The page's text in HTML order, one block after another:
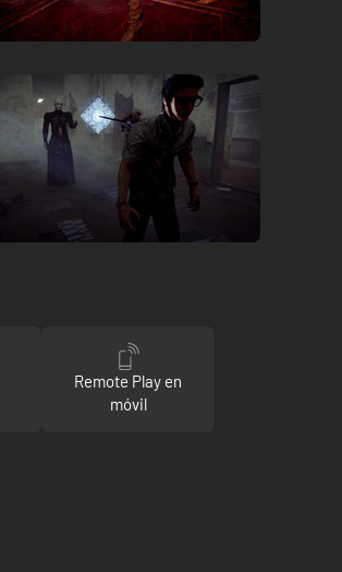
Remote Play en
móvil